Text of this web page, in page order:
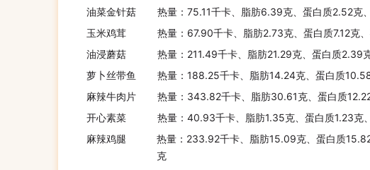
油菜金针菇
热量：75.11千卡、脂肪6.39克、蛋白质2.52克
玉米鸡茸
热量：67.90千卡、脂肪2.73克、蛋白质7.12克
油浸蘑菇
热量：211.49千卡、脂肪21.29克、蛋白质2.39
萝卜丝带鱼
热量：188.25千卡、脂肪14.24克、蛋白质
麻辣牛肉片
热量：343.82千卡、脂肪30.61克、蛋白质
开心素菜
热量：40.93千卡、脂肪1.35克、蛋白质1.23克
麻辣鸡腿
热量：233.92千卡、脂肪15.09克、蛋白质
克